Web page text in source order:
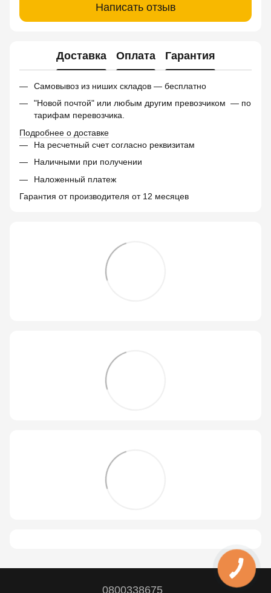
Написать отзыв
Доставка Оплата Гарантия
Самовывоз из ниших складов — бесплатно
"Новой почтой" или любым другим превозчиком — по
тарифам перевозчика.
Подробнее о доставке
На ресчетный счет согласно реквизитам
Наличными при получении
Наложенный платеж
Гарантия от производителя от 12 месяцев
0800338675